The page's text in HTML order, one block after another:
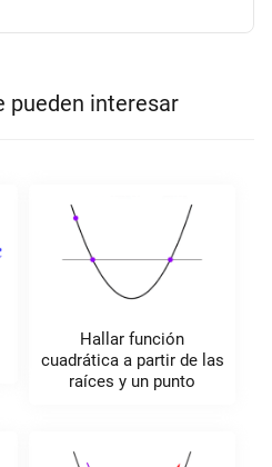
pueden interesar
Hallar función
cuadrática a partir de las
raíces y un punto